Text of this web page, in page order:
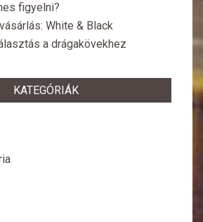
figyelni?
White & Black
a drágakövekhez
KATEGÓRIÁK